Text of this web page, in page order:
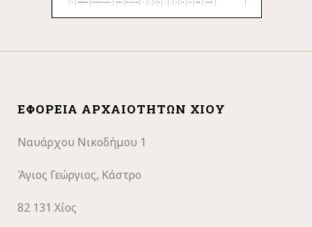
ΕΦΟΡΕΊΑ ΑΡΧΑΙΟΤΉΤΩΝ ΧΊΟΥ
Ναυάρχου Νικοδήμου 1
Άγιος Γεώργιος, Κάστρο
82 131 Χίος